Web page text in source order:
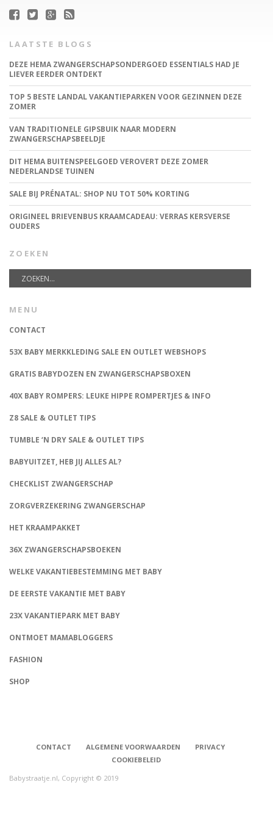
LAATSTE BLOGS
DEZE HEMA ZWANGERSCHAPSONDERGOED ESSENTIALS HAD JE
LIEVER EERDER ONTDEKT
TOP 5 BESTE LANDAL VAKANTIEPARKEN VOOR GEZINNEN DEZE
ZOMER
VAN TRADITIONELE GIPSBUIK NAAR MODERN
ZWANGERSCHAPSBEELDJE
DIT HEMA BUITENSPEELGOED VEROVERT DEZE ZOMER
NEDERLANDSE TUINEN
SALE BIJ PRÉNATAL: SHOP NU TOT 50% KORTING
ORIGINEEL BRIEVENBUS KRAAMCADEAU: VERRAS KERSVERSE
OUDERS
ZOEKEN
MENU
CONTACT
53X BABY MERKKLEDING SALE EN OUTLET WEBSHOPS
GRATIS BABYDOZEN EN ZWANGERSCHAPSBOXEN
40X BABY ROMPERS: LEUKE HIPPE ROMPERTJES & INFO
Z8 SALE & OUTLET TIPS
TUMBLE ‘N DRY SALE & OUTLET TIPS
BABYUITZET, HEB JIJ ALLES AL?
CHECKLIST ZWANGERSCHAP
ZORGVERZEKERING ZWANGERSCHAP
HET KRAAMPAKKET
36X ZWANGERSCHAPSBOEKEN
WELKE VAKANTIEBESTEMMING MET BABY
DE EERSTE VAKANTIE MET BABY
23X VAKANTIEPARK MET BABY
ONTMOET MAMABLOGGERS
FASHION
SHOP
CONTACT ALGEMENE VOORWAARDEN
PRIVACY
COOKIEBELEID
Babystraatje.nl, Copyright © 2019